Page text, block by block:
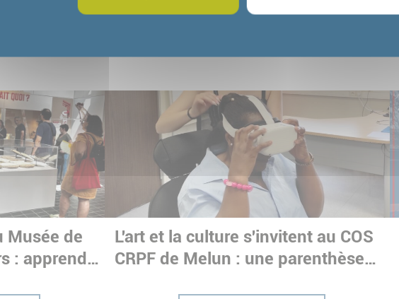
Pour aller plus loin
Musée de
: apprendre
L'art et la culture s'invitent au COS
CRPF de Melun : une parenthèse